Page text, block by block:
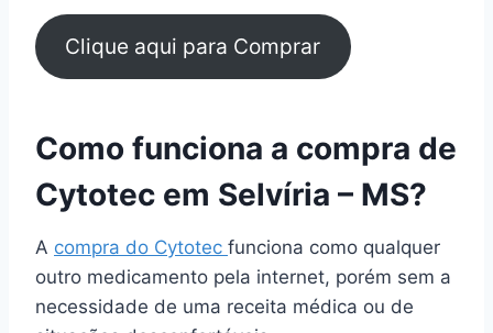
Clique aqui para Comprar
Como funciona a compra de
Cytotec em Selvíria – MS?
A compra do Cytotec funciona como qualquer
outro medicamento pela internet, porém sem a
necessidade de uma receita médica ou de